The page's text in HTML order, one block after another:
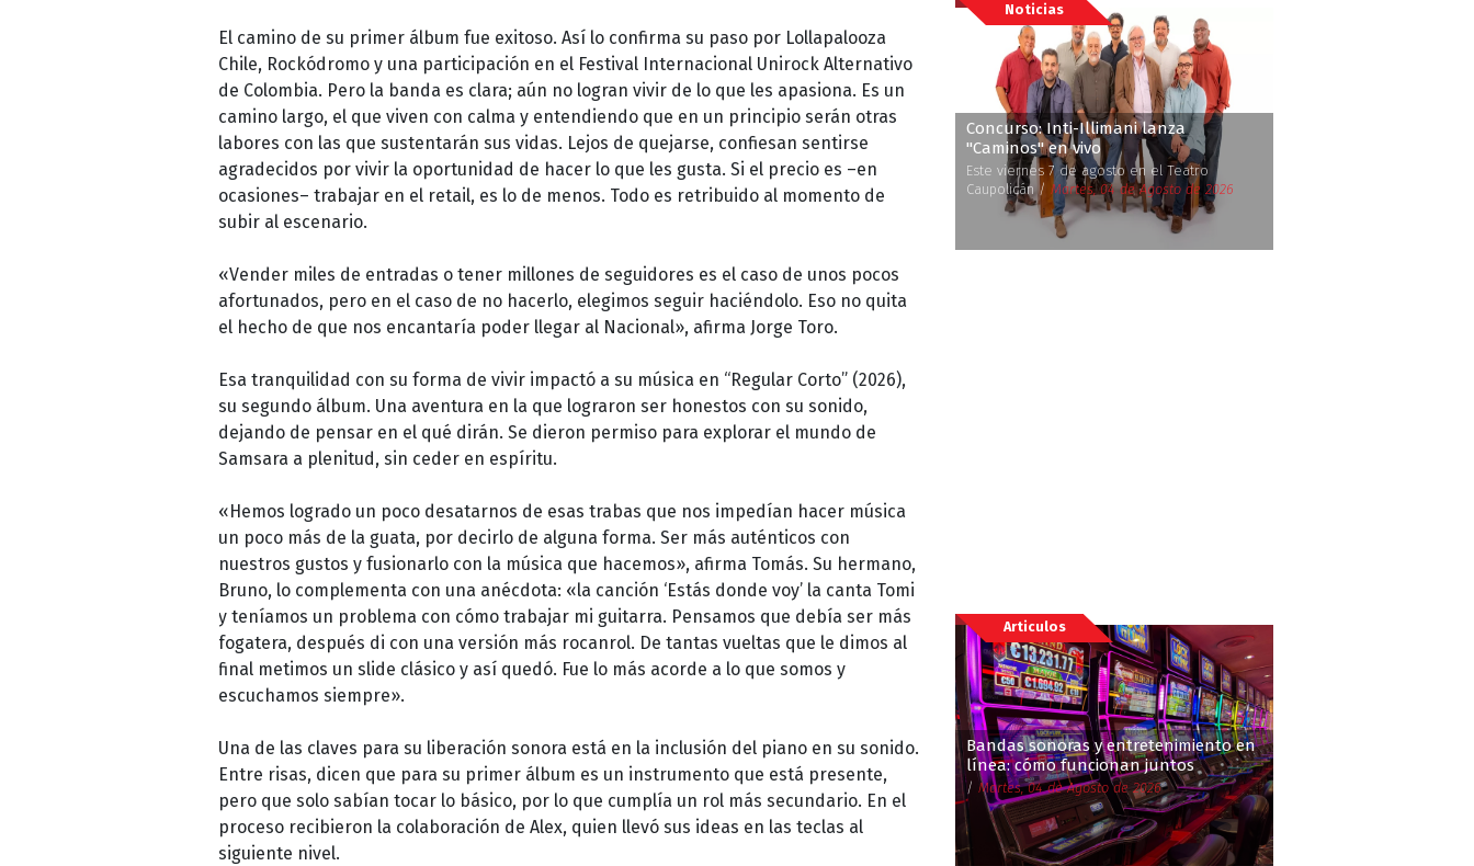
El camino de su primer álbum fue exitoso. Así lo confirma su paso por Lollapalooza
Chile, Rockódromo y una participación en el Festival Internacional Unirock Alternativo
de Colombia. Pero la banda es clara; aún no logran vivir de lo que les apasiona. Es un
camino largo, el que viven con calma y entendiendo que en un principio serán otras
labores con las que sustentarán sus vidas. Lejos de quejarse, confiesan sentirse
agradecidos por vivir la oportunidad de hacer lo que les gusta. Si el precio es –en
ocasiones– trabajar en el retail, es lo de menos. Todo es retribuido al momento de
subir al escenario.
«Vender miles de entradas o tener millones de seguidores es el caso de unos pocos
afortunados, pero en el caso de no hacerlo, elegimos seguir haciéndolo. Eso no quita
el hecho de que nos encantaría poder llegar al Nacional», afirma Jorge Toro.
Esa tranquilidad con su forma de vivir impactó a su música en “Regular Corto” (2026),
su segundo álbum. Una aventura en la que lograron ser honestos con su sonido,
dejando de pensar en el qué dirán. Se dieron permiso para explorar el mundo de
Samsara a plenitud, sin ceder en espíritu.
«Hemos logrado un poco desatarnos de esas trabas que nos impedían hacer música
un poco más de la guata, por decirlo de alguna forma. Ser más auténticos con
nuestros gustos y fusionarlo con la música que hacemos», afirma Tomás. Su hermano,
Bruno, lo complementa con una anécdota: «la canción ‘Estás donde voy’ la canta Tomi
y teníamos un problema con cómo trabajar mi guitarra. Pensamos que debía ser más
fogatera, después di con una versión más rocanrol. De tantas vueltas que le dimos al
final metimos un slide clásico y así quedó. Fue lo más acorde a lo que somos y
escuchamos siempre».
Una de las claves para su liberación sonora está en la inclusión del piano en su sonido.
Entre risas, dicen que para su primer álbum es un instrumento que está presente,
pero que solo sabían tocar lo básico, por lo que cumplía un rol más secundario. En el
proceso recibieron la colaboración de Alex, quien llevó sus ideas en las teclas al
siguiente nivel.
Noticias
Concurso: Inti-Illimani lanza
''Caminos'' en vivo
Este viernes 7 de agosto en el Teatro
Caupolicán /Martes, 04 de Agosto de 2026
Articulos
Bandas sonoras y entretenimiento en
línea: cómo funcionan juntos
/Martes, 04 de Agosto de 2026